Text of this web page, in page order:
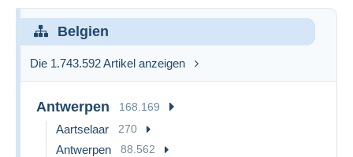
Belgien
Die 1.743.592 Artikel anzeigen
Antwerpen 168.169
Aartselaar 270
Antwerpen 88.562